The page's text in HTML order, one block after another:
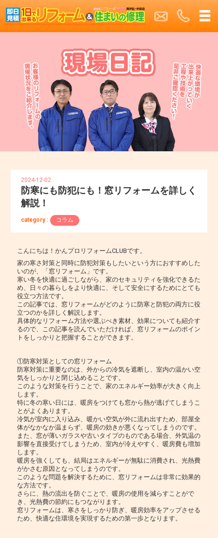
2024-12-02
防寒にも防犯にも！窓リフォームを詳しく
解説！
category : コラム
こんにちは！かんプロリフォームCLUBです。
家の寒さ対策と同時に防犯対策もしたいという方におすすめした
いのが、「窓リフォーム」です。
寒い冬を快適に過ごしながら、家のセキュリティを強化できるた
め、日々の暮らしをより快適に、そして安全にするためにとても
役立つ方法です。
この記事では、窓リフォームがどのように防寒と防犯の両方に役
立つのかを詳しく解説します。
具体的なリフォーム方法や選ぶべき素材、効果についても紹介す
るので、この記事を読んでいただければ、窓リフォームのポイン
トをしっかりと把握することができます。
①防寒対策としての窓リフォーム
防寒対策に重要なのは、外からの冷気を遮断し、室内の温かい空
気をしっかりと閉じ込めることです。
このような対策を行うことで、家のエネルギー効率が大きく向上
します。
特に冬の寒い日には、暖房をつけても窓から熱が逃げてしまうこ
とがよくあります。
冷気が室内に入り込み、暖かい空気が外に流れ出すため、部屋全
体がなかなか温まらず、暖房の効きが悪くなってしまうのです。
また、窓が薄いガラスや古いタイプのものである場合、外気温の
影響を直接受けてしまうため、室内が冷えやすく、暖房費も増加
します。
暖房を強くしても、結局はエネルギーが無駄に消費され、光熱費
がかさむ原因となってしまうのです。
このような問題を解決するために、窓リフォームは非常に効果的
な方法です。
さらに、熱の流出を防ぐことで、暖房の使用を減らすことがで
き、光熱費の節約にもつながります。
窓リフォームは、寒さをしっかり防ぎ、暖房効率をアップさせる
ため、快適な住環境を実現するための第一歩となります。